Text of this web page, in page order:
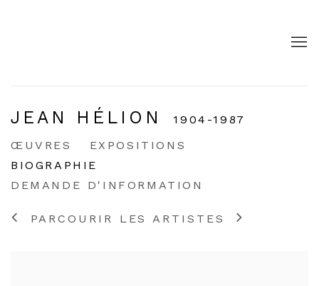
JEAN HÉLION
1904-1987
ŒUVRES
EXPOSITIONS
BIOGRAPHIE
DEMANDE D'INFORMATION
PARCOURIR LES ARTISTES